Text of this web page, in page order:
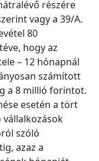
részére
vagy a 39/A.
80
hogy az
– 12 hónapnál
számított
a 8 millió forintot.
esetén a tört
vállalkozások
szóló
azaz a